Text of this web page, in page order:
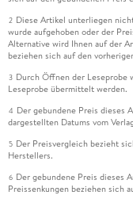
2 Diese Artikel unterliegen
wurde aufgehoben oder der
Alternative wird Ihnen auf der
beziehen sich auf den
3 Durch Öffnen der Leseprobe
Leseprobe übermittelt werden.
4 Der gebundene Preis dieses
dargestellten Datums vom
5 Der Preisvergleich bezieht
Herstellers.
6 Der gebundene Preis dieses
Preissenkungen beziehen sich